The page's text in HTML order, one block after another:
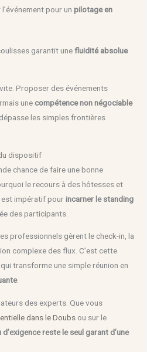
pour unpilotage en
garantit unefluidité absolue
Proposer des événements
une compétence non négociable
les simples frontières
dispositif
chance de faire une bonne
le recours à des hôtesses et
est impératif pourincarner le standing
des participants.
professionnels gèrent le check-in, la
complexe des flux. C’est cette
transforme une simple réunion en
.
des experts. Que vous
dans le Doubs ou sur le
d’exigence reste le seul garant d’une